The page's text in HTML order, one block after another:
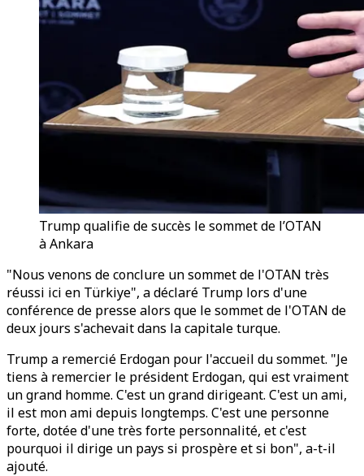
Trump qualifie de succès le sommet de l’OTAN
à Ankara
"Nous venons de conclure un sommet de l'OTAN très
réussi ici en Türkiye", a déclaré Trump lors d'une
conférence de presse alors que le sommet de l'OTAN de
deux jours s'achevait dans la capitale turque.
Trump a remercié Erdogan pour l'accueil du sommet. "Je
tiens à remercier le président Erdogan, qui est vraiment
un grand homme. C'est un grand dirigeant. C'est un ami,
il est mon ami depuis longtemps. C'est une personne
forte, dotée d'une très forte personnalité, et c'est
pourquoi il dirige un pays si prospère et si bon", a-t-il
ajouté.